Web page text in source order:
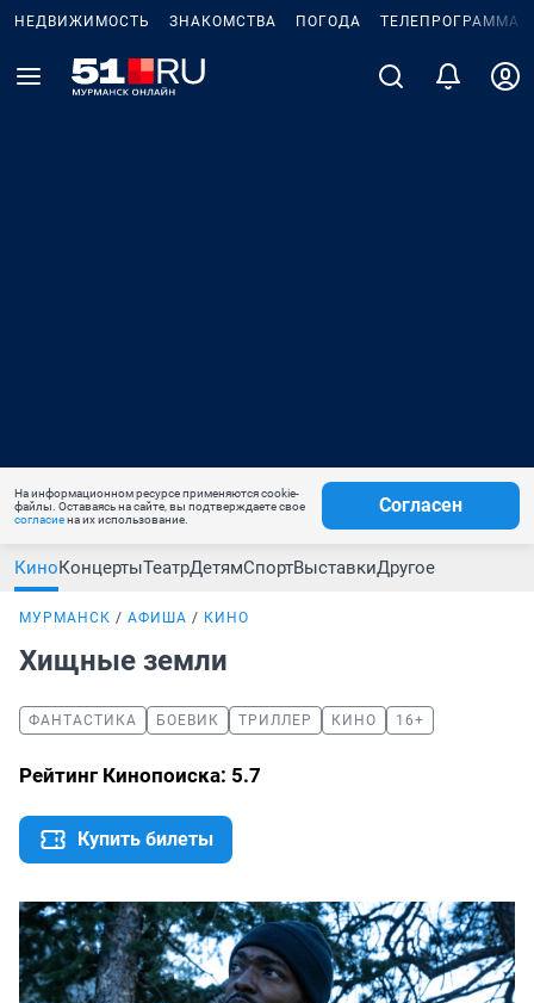
НЕДВИЖИМОСТЬ ЗНАКОМСТВА ПОГОДА ТЕЛЕПРОГРАММА
На информационном ресурсе применяются cookie-
файлы. Оставаясь на сайте, вы подтверждаете свое
согласиена их использование.
Согласен
КиноКонцертыТеатрДетямСпортВыставкиДругое
МУРМАНСК АФИША КИНО
Хищные земли
ФАНТАСТИКА БОЕВИК ТРИЛЛЕР КИНО 16+
Рейтинг Кинопоиска: 5.7
Купить билеты